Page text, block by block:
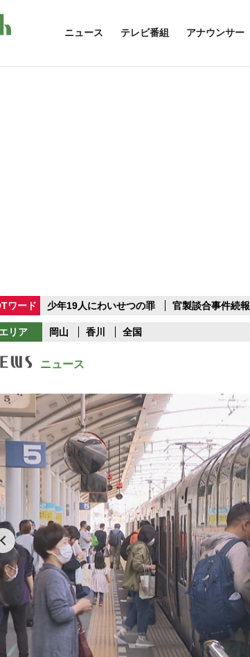
ニュース テレビ番組 アナウンサー
ワード 少年19人にわいせつの罪 官製談合事件続報
エリア 岡山 香川 全国
ニュース
Play